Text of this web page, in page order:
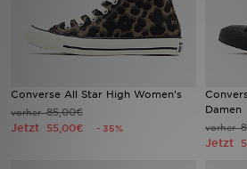
Converse All Star High Women's
vorher85,00€
Jetzt 55,00€ - 35%
Damen
vorher
Jetzt
Fußball
Sport